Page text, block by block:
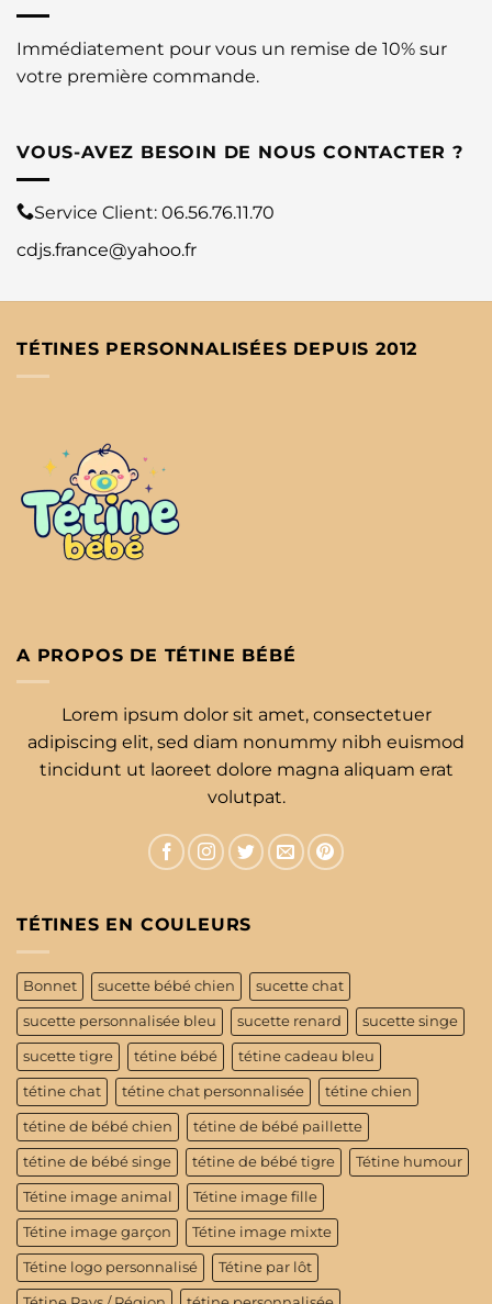
Immédiatement pour vous un remise de 10% sur
votre première commande.
VOUS-AVEZ BESOIN DE NOUS CONTACTER ?
Service Client: 06.56.76.11.70
cdjs.france@yahoo.fr
TÉTINES PERSONNALISÉES DEPUIS 2012
A PROPOS DE TÉTINE BÉBÉ
Lorem ipsum dolor sit amet, consectetuer
adipiscing elit, sed diam nonummy nibh euismod
tincidunt ut laoreet dolore magna aliquam erat
volutpat.
TÉTINES EN COULEURS
Bonnet sucette bébé chien sucette chat
sucette personnalisée bleu sucette renard sucette singe
sucette tigre tétine bébé tétine cadeau bleu
tétine chat tétine chat personnalisée tétine chien
tétine de bébé chien tétine de bébé paillette
tétine de bébé singe tétine de bébé tigre Tétine humour
Tétine image animal Tétine image fille
Tétine image garçon Tétine image mixte
Tétine logo personnalisé Tétine par lôt